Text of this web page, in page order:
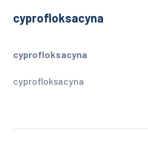
cyprofloksacyna
cyprofloksacyna
cyprofloksacyna